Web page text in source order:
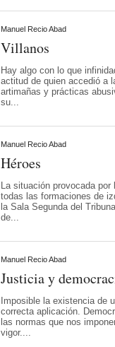
Manuel Recio Abad
Villanos
Hay algo con lo que
actitud de quien accedió a
artimañas y prácticas
su...
Manuel Recio Abad
Héroes
La situación provocada
todas las formaciones de
la Sala Segunda del
de...
Manuel Recio Abad
Justicia y
Imposible la existencia de
correcta aplicación.
las normas que nos
vigor....